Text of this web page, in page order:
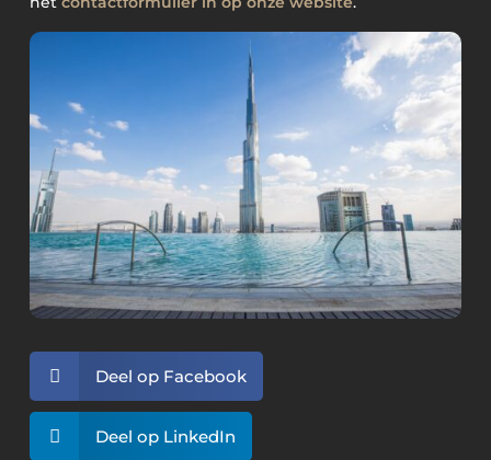
 Deel op Facebook
 Deel op LinkedIn